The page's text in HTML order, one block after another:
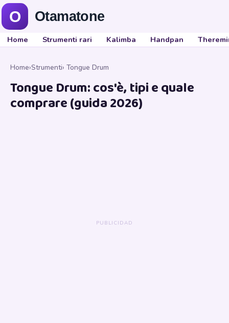
Home Strumenti rari Kalimba Handpan
Home›Strumenti› Tongue Drum
Tongue Drum: cos'è, tipi e quale
comprare (guida 2026)